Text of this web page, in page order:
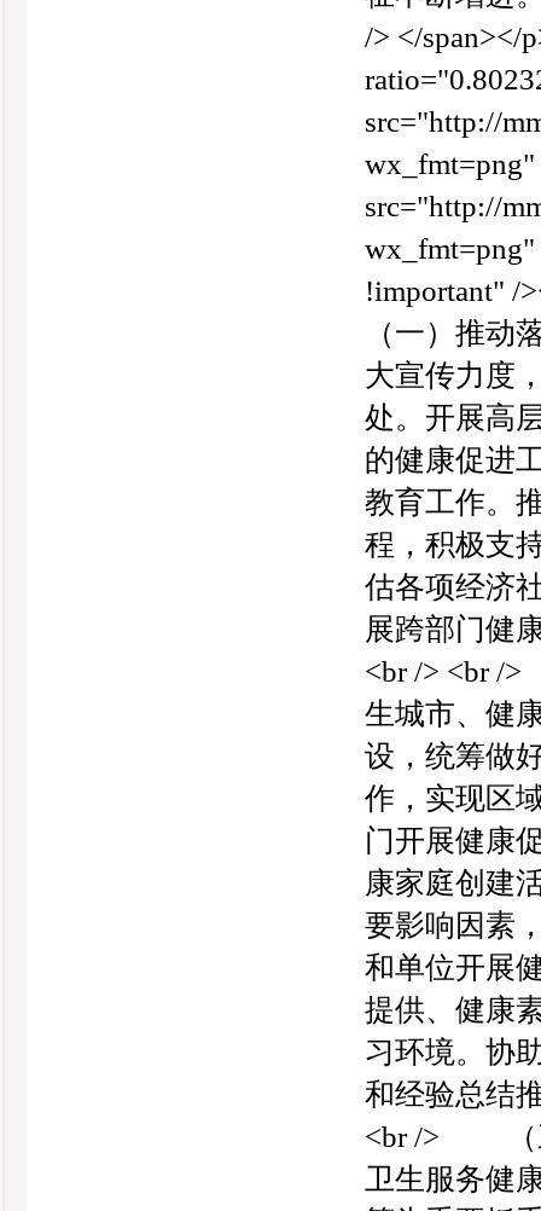
/> </span></
src="http://
wx_fmt=png"
src="http://
wx_fmt=png"
（一）推动
大宣传力度
处。开展高
的健康促进
教育工作。
程，积极支
估各项经济
展跨部门健
<br /> <br /
生城市、健
设，统筹做
作，实现区
门开展健康
康家庭创建
要影响因素
和单位开展
提供、健康
习环境。协
和经验总结
<br /> （三
卫生服务健